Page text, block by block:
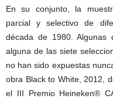
En su conjunto, la
parcial y selectivo de
década de 1980.
alguna de las siete
no han sido expuestas
obra Black to White, 2012,
el III Premio Heineken®